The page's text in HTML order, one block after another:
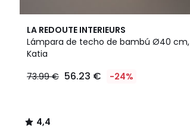
LA REDOUTE INTERIEURS
Lámpara de techo de bambú Ø40 cm,
Katia
73.99 € 56.23 € -24%
4,4
/ 5
4,4
/